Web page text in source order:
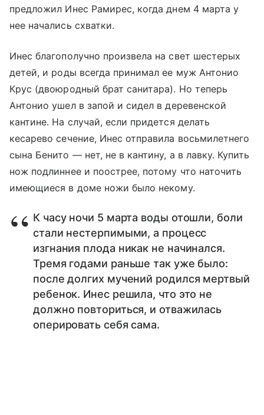
предложил Инес Рамирес, когда днем 4 марта у
нее начались схватки.
Инес благополучно произвела на свет шестерых
детей, и роды всегда принимал ее муж Антонио
Крус (двоюродный брат санитара). Но теперь
Антонио ушел в запой и сидел в деревенской
кантине. На случай, если придется делать
кесарево сечение, Инес отправила восьмилетнего
сына Бенито — нет, не в кантину, а в лавку. Купить
нож подлиннее и поострее, потому что наточить
имеющиеся в доме ножи было некому.
К часу ночи 5 марта воды отошли, боли
стали нестерпимыми, а процесс
изгнания плода никак не начинался.
Тремя годами раньше так уже было:
после долгих мучений родился мертвый
ребенок. Инес решила, что это не
должно повториться, и отважилась
оперировать себя сама.